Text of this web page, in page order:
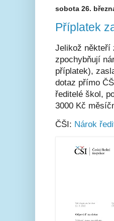
sobota 26.
Příplatek
Jelikož někteří
zpochybňují
příplatek),
dotaz přímo
ředitelé škol,
3000 Kč
ČŠI: Nárok